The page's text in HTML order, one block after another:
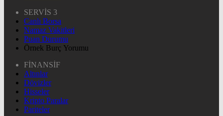
SERVİS 3
Canlı Borsa
Namaz Vakitleri
Puan Durumu
Örnek Burç Yorumu
FİNANSİF
Altınlar
Dövizler
Hisseler
Kripto Paralar
Pariteler